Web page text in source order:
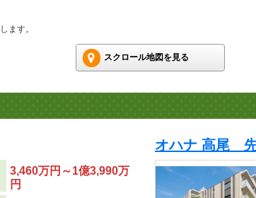
ます。
スクロール地図を見る
3,460万円～1億3,990万
円
オハナ 高尾